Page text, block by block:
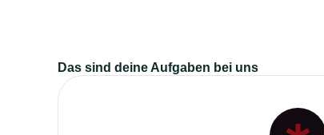
Das sind deine Aufgaben bei uns